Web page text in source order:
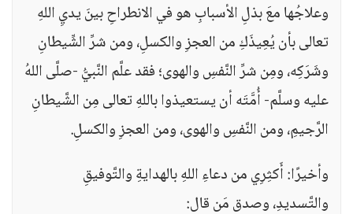
وعلاجُها معَ بذلِ الأسبابِ هو في الانطراحِ بينَ يديِ اللهِ
تعالى بأن يُعِيذَكِ من العجزِ والكسلِ، ومن شرِّ الشِّيطانِ
وشَرَكِه، ومِن شرِّ النَّفسِ والهوى؛ فقد علَّم النَّبيُّ -صلَّى اللهُ
عليه وسلَّم- أُمَّتَه أن يستعيذوا باللهِ تعالى مِن الشَّيطانِ
الرَّجيمِ، ومن النَّفسِ والهوى، ومن العجزِ والكسلِ.
وأخيرًا: أَكثِرِي من دعاءِ اللهِ بالهدايةِ والتَّوفيقِ
والتَّسديدِ، وصدق مَن قال: